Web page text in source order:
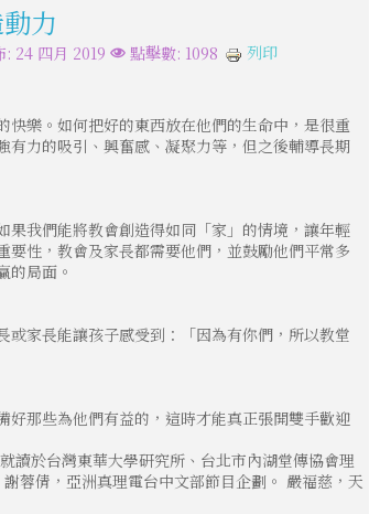
力
: 24 四月 2019 點擊數: 1098 列印
樂。如何把好的東西放在他們的生命中，是很重
力的吸引、興奮感、凝聚力等，但之後輔導長期
我們能將教會創造得如同「家」的情境，讓年輕
要性，教會及家長都需要他們，並鼓勵他們平常多
的局面。
家長能讓孩子感受到：「因為有你們，所以教堂
那些為他們有益的，這時才能真正張開雙手歡迎
讀於台灣東華大學研究所、台北市內湖堂傳協會理
蓉倩，亞洲真理電台中文部節目企劃。 嚴福慈，天